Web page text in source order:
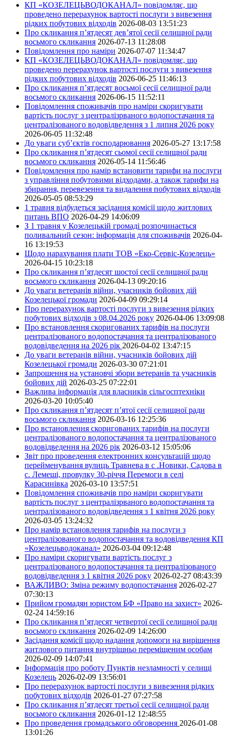
КП «КОЗЕЛЕЦЬВОДОКАНАЛ» повідомляє, що
проведено перерахунок вартості послуги з вивезення
рідких побутових відходів 2026-08-03 13:51:23
Про скликання п’ятдесят дев’ятої сесії селищної ради
восьмого скликання 2026-07-13 11:28:08
Повідомлення про наміри 2026-07-07 11:34:47
КП «КОЗЕЛЕЦЬВОДОКАНАЛ» повідомляє, що
проведено перерахунок вартості послуги з вивезення
рідких побутових відходів 2026-06-25 11:46:13
Про скликання п’ятдесят восьмої сесії селищної ради
восьмого скликання 2026-06-15 11:52:11
Повідомлення споживачів про наміри скоригувати
вартість послуг з централізрваного водопостачання та
централізованого водовідведення з 1 липня 2026 року
2026-06-05 11:32:48
До уваги суб’єктів господарювання 2026-05-27 13:17:58
Про скликання п’ятдесят сьомої сесії селищної ради
восьмого скликання 2026-05-14 11:56:46
Повідомлення про намір встановити тарифи на послуги
з управління побутовими відходами, а також тарифи на
збирання, перевезення та видалення побутових відходів
2026-05-05 08:53:29
1 травня відбудеться засідання комісії щодо житлових
питань ВПО 2026-04-29 14:06:09
З 1 травня у Козелецькій громаді розпочинається
поливальний сезон: інформація для споживачів 2026-04-
16 13:19:53
Щодо нарахування плати ТОВ «Еко-Сервіс-Козелець»
2026-04-15 10:23:18
Про скликання п’ятдесят шостої сесії селищної ради
восьмого скликання 2026-04-13 09:20:16
До уваги ветеранів війни, учасників бойових дій
Козелецької громади 2026-04-09 09:29:14
Про перерахунок вартості послуги з вивезення рідких
побутових відходів з 08.04.2026 року 2026-04-06 13:09:08
Про встановлення скоригованих тарифів на послуги
централізованого водопостачання та централізованого
водовідведення на 2026 рік 2026-04-02 13:47:15
До уваги ветеранів війни, учасників бойових дій
Козелецької громади 2026-03-30 07:21:01
Запрошення на установчі збори ветеранів та учасників
бойових дій 2026-03-25 07:22:01
Важлива інформація для власників сільгосптехніки
2026-03-20 10:05:40
Про скликання п’ятдесят п’ятої сесії селищної ради
восьмого скликання 2026-03-16 12:25:36
Про встановлення скоригованих тарифів на послуги
централізованого водопостачання та централізованого
водовідведення на 2026 рік 2026-03-12 15:05:06
Звіт про проведення електронних консультацій щодо
перейменування вулиць Травнева в с .Новики, Садова в
с. Лемеші, провулку 30-річчя Перемоги в селі
Карасинівка 2026-03-10 13:57:51
Повідомлення споживачів про наміри скоригувати
вартість послуг з централізрваного водопостачання та
централізованого водовідведення з 1 квітня 2026 року
2026-03-05 13:24:32
Про намір встановлення тарифів на послуги з
централізованого водопостачання та водовідведення КП
«Козелецьводоканал» 2026-03-04 09:12:48
Про наміри скоригувати вартість послуг з
централізованого водопостачання та централізованого
водовідведення з 1 квітня 2026 року 2026-02-27 08:43:39
ВАЖЛИВО: Зміна режиму водопостачання 2026-02-27
07:30:13
Прийом громадян юристом БФ «Право на захист» 2026-
02-24 14:59:16
Про скликання п’ятдесят четвертої сесії селищної ради
восьмого скликання 2026-02-09 14:26:00
Засідання комісії щодо надання допомоги на вирішення
житлового питання внутрішньо переміщеним особам
2026-02-09 14:07:41
Інформація про роботу Пунктів незламності у селищі
Козелець 2026-02-09 13:56:01
Про перерахунок вартості послуги з вивезення рідких
побутових відходів 2026-01-27 07:27:58
Про скликання п’ятдесят третьої сесії селищної ради
восьмого скликання 2026-01-12 12:48:55
Про проведення громадського обговорення 2026-01-08
13:01:26